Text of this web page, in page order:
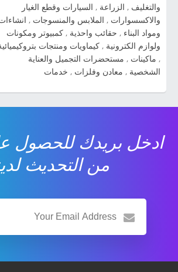
سيراتو 2014 شاهد صور السيارة » صورة سيارة
كيا ريو 2014 شاهد صور السيارة » صور سيارة كيا
kia cadenza 2014 شاهد صور السيارة » ...
والتغليف , الزراعة , السيارات وقطع الغيار
والاكسسوارات , الملابس والمنسوجات ,
ومواد البناء , حقائب واحذية , كمبيوتر ومكونات
ولوازم الكترونية , كيماويات ومنتجات
, ماكينات , مستحضرات التجميل والعناية
الشخصية , معادن وفلزات , خدمات
ادخل بريدك للحصول
من التحديث